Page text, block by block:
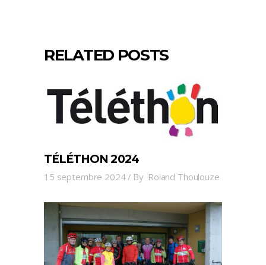
RELATED POSTS
TÉLÉTHON 2024
15 septembre 2024 By Roland Thoulouze